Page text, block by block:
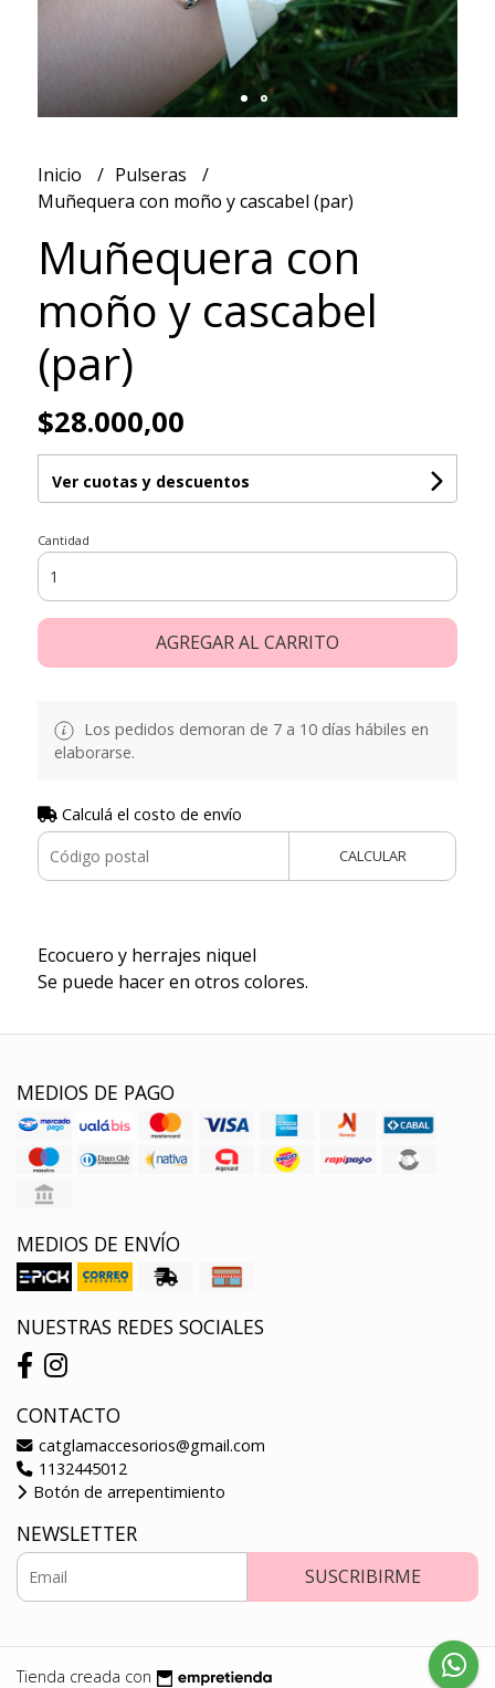
Inicio
Pulseras
Muñequera con moño y cascabel (par)
Muñequera con
moño y cascabel
(par)
$28.000,00
Ver cuotas y descuentos
Cantidad
AGREGAR AL CARRITO
Los pedidos demoran de 7 a 10 días hábiles en
elaborarse.
Calculá el costo de envío
CALCULAR
Ecocuero y herrajes niquel
Se puede hacer en otros colores.
MEDIOS DE PAGO
MEDIOS DE ENVÍO
NUESTRAS REDES SOCIALES
CONTACTO
catglamaccesorios@gmail.com
1132445012
Botón de arrepentimiento
NEWSLETTER
SUSCRIBIRME
Tienda creada con